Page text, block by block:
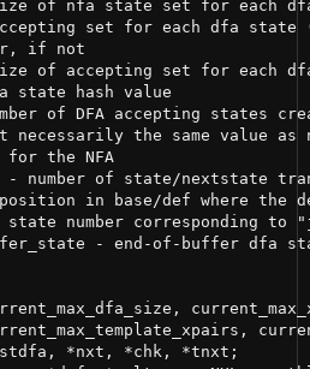
  *	value for the NFA